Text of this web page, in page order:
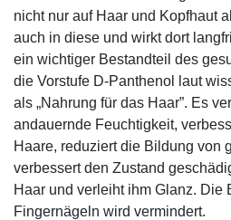
nicht nur auf Haar und Kopfhaut
auch in diese und wirkt dort
ein wichtiger Bestandteil des
die Vorstufe D-Panthenol laut
als „Nahrung für das Haar”. Es
andauernde Feuchtigkeit,
Haare, reduziert die Bildung von
verbessert den Zustand
Haar und verleiht ihm Glanz. Die
Fingernägeln wird vermindert.